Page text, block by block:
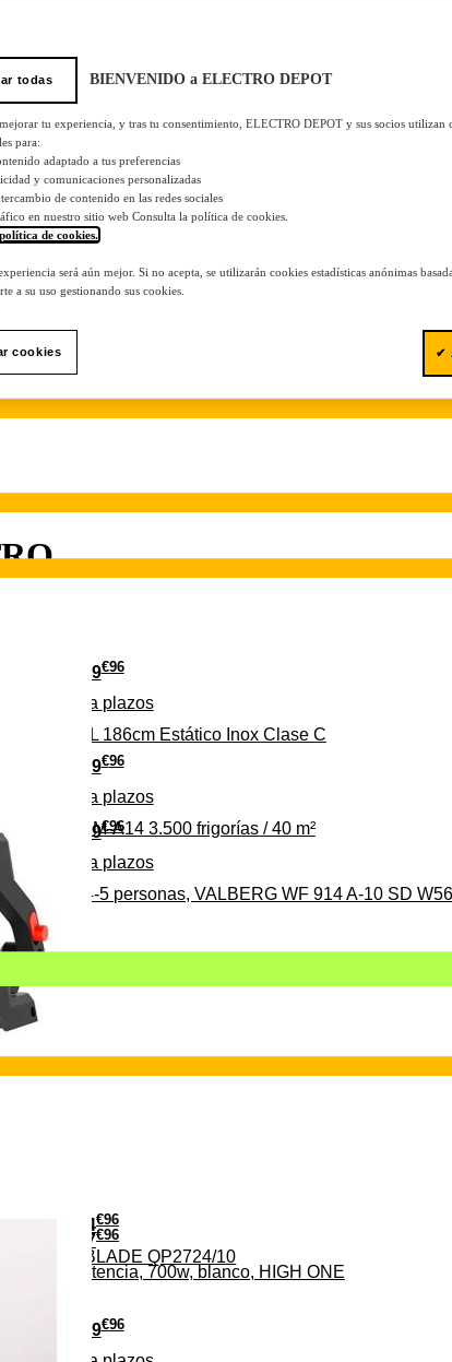
279€96
Pago a plazos
para 4-5 personas, VALBERG WF 914 A-10 SD
349€96
Pago a plazos
C 315L 186cm Estático Inox Clase C
37€96
de potencia, 700w, blanco, HIGH ONE
369€96
Pago a plazos
CLIM-A14 3.500 frigorías / 40 m²
24€96
ONE BLADE QP2724/10
279€96
todas BIENVENIDO a ELECTRO DEPOT
tu experiencia, y tras tu consentimiento, ELECTRO DEPOT y sus socios utilizan
para:
adaptado a tus preferencias
y comunicaciones personalizadas
de contenido en las redes sociales
en nuestro sitio web Consulta la política de cookies.
de cookies.
será aún mejor. Si no acepta, se utilizarán cookies estadísticas anónimas
a su uso gestionando sus cookies.
cookies ✔